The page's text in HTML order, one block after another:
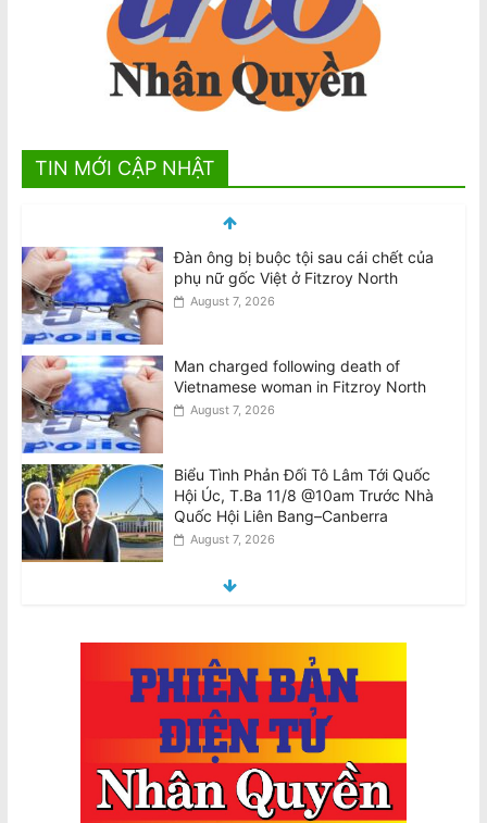
TIN MỚI CẬP NHẬT
Man charged following death of
Vietnamese woman in Fitzroy North
August 7, 2026
Biểu Tình Phản Đối Tô Lâm Tới Quốc
Hội Úc, T.Ba 11/8 @10am Trước Nhà
Quốc Hội Liên Bang–Canberra
Thông Cáo: Không Chấp Nhận Sự Có
Mặt Của Đại Tướng Công An –Tổng Bí
Thư Kiêm Chủ Tịch Nước CHXHCN
Việt Nam Thăm Viếng Nước Úc.
Secretary and State President of the
Socialist Republic of Vietnam, to
Australia
Ban Chấp Hành Chấp Thuận Kết Quả
Hòa Giải và Chương Trình Thực Hiện
Sau Cuộc Bầu Cử BCH 2026–30